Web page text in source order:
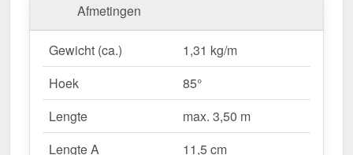
Gemaakt vanStaalmet een
mm, biedt dit zetwerk een hoge stabiliteit. Delengte
van max. 3,50 m
kunt u deze gemakkelijk aan uw
coatingin Antracietgrijs (RAL 7016)
materiaal permanent beschermd tegen corrosie.
Afmetingen
Gewicht (ca.)
1,31 kg/m
Hoek
85°
Lengte
max. 3,50 m
Lengte A
11,5 cm